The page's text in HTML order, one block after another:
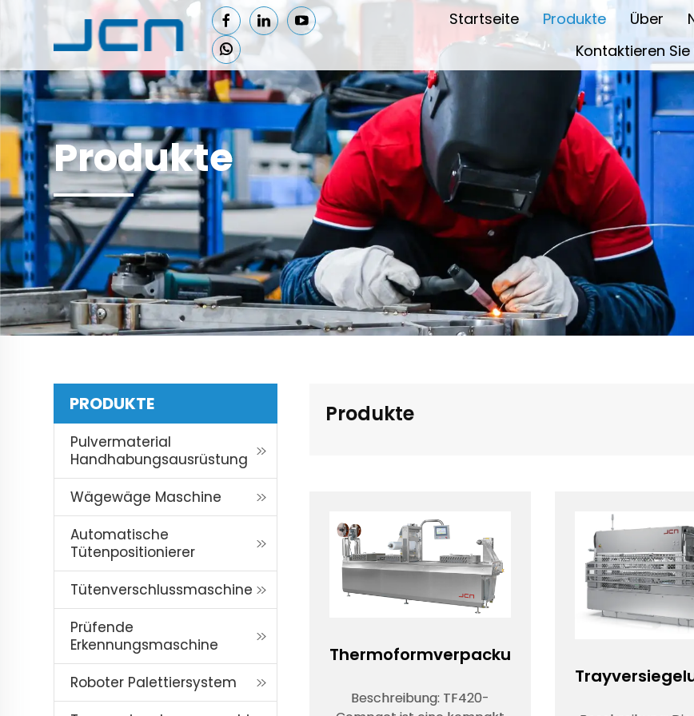
Startseite Produkte Über
Kontaktieren Sie
Produkte
PRODUKTE
Pulvermaterial
Handhabungsausrüstung
Wägewäge Maschine
Automatische
Tütenpositionierer
Tütenverschlussmaschine
Prüfende
Erkennungsmaschine
Roboter Palettiersystem
Produkte
Thermoformverpackungsmaschine
Beschreibung: TF420-